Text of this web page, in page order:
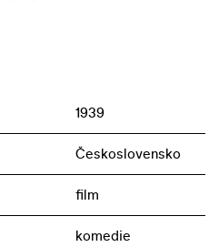
hrdinových rozverných
1939
Československo
film
komedie